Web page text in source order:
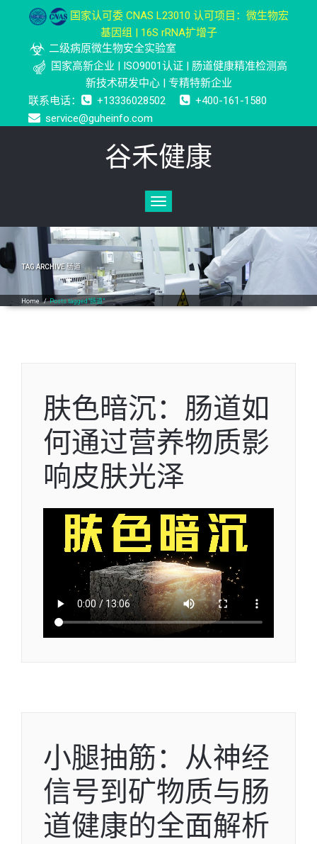
国家认可委 CNAS L23010 认可项目：微生物宏
基因组 | 16S rRNA扩增子
二级病原微生物安全实验室
国家高新企业 | ISO9001认证 | 肠道健康精准检测高
新技术研发中心 | 专精特新企业
联系电话：
+13336028502
+400-161-1580
service@guheinfo.com
谷禾健康
Toggle
navigation
TAG ARCHIVE肠道
Home/Posts tagged"肠道"
肤色暗沉：肠道如
何通过营养物质影
响皮肤光泽
小腿抽筋：从神经
信号到矿物质与肠
道健康的全面解析